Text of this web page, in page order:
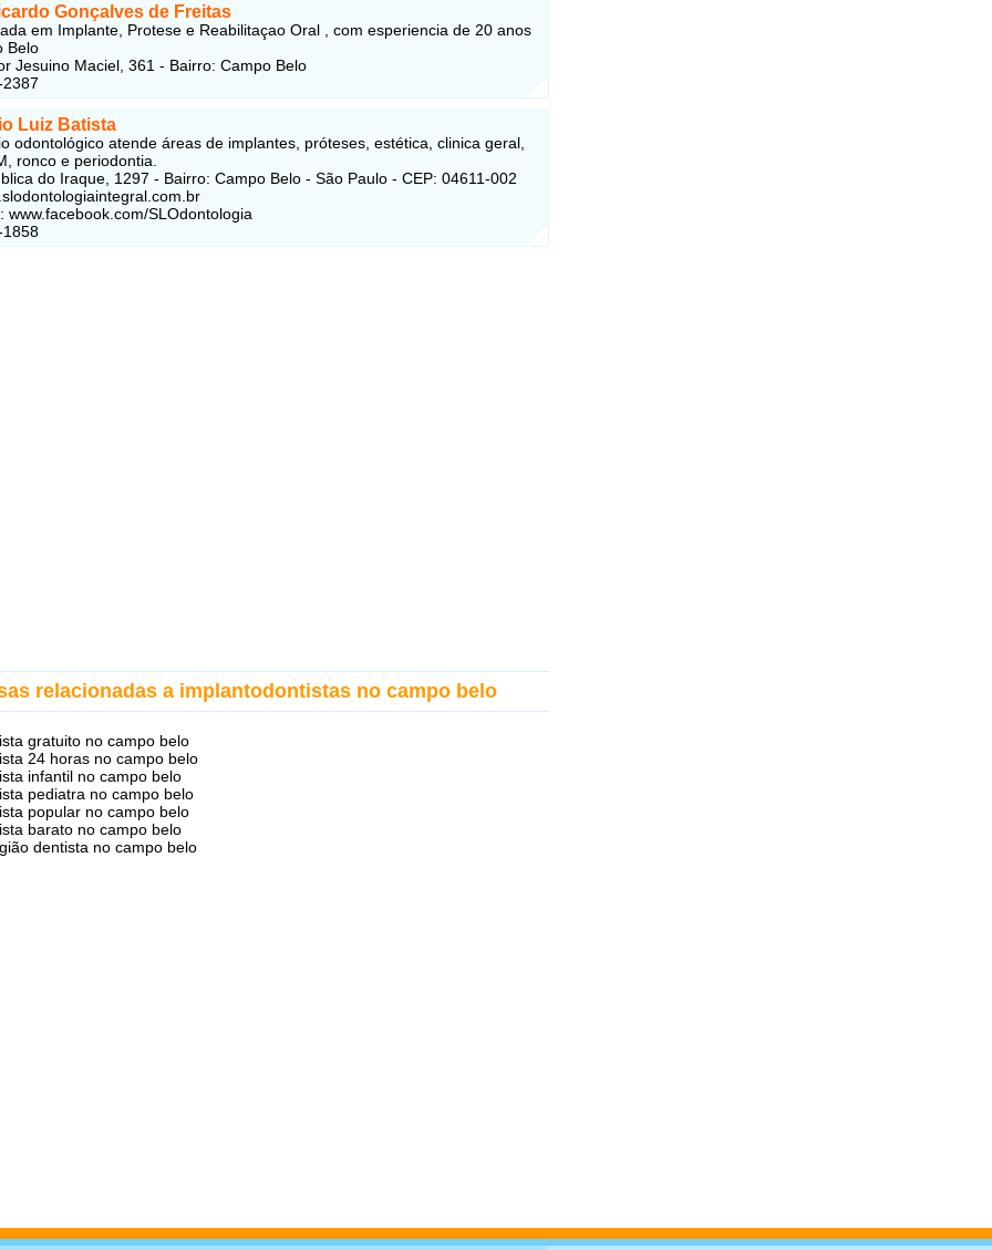
Gonçalves de Freitas
em Implante, Protese e Reabilitaçao Oral , com esperiencia de 20 anos
Belo
Jesuino Maciel, 361 - Bairro: Campo Belo
Luiz Batista
odontológico atende áreas de implantes, próteses, estética, clinica geral,
ronco e periodontia.
do Iraque, 1297 - Bairro: Campo Belo - São Paulo - CEP: 04611-002
www.facebook.com/SLOdontologia
1858
relacionadas a implantodontistas no campo belo
gratuito no campo belo
24 horas no campo belo
infantil no campo belo
pediatra no campo belo
popular no campo belo
barato no campo belo
dentista no campo belo